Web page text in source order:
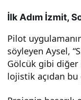
İlk Adım İzmit,
Pilot
söyleyen Aysel,
Gölcük gibi diğer
lojistik açıdan bu